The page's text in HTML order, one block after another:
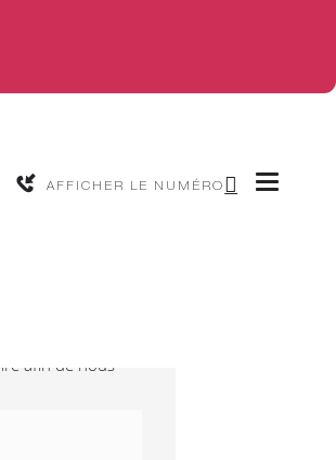
AFFICHER LE NUMÉRO
afin de nous